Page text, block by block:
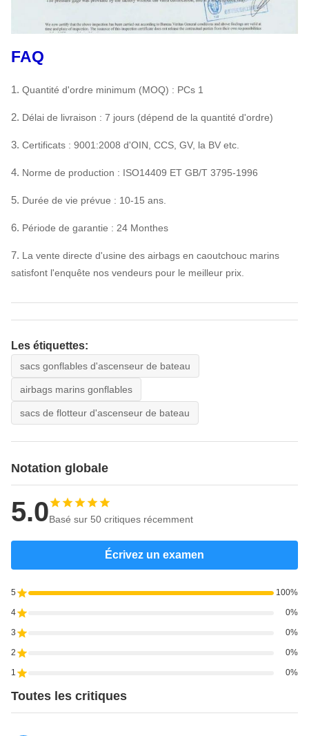
FAQ
1. Quantité d'ordre minimum (MOQ) : PCs 1
2. Délai de livraison : 7 jours (dépend de la quantité d'ordre)
3. Certificats : 9001:2008 d'OIN, CCS, GV, la BV etc.
4. Norme de production : ISO14409 ET GB/T 3795-1996
5. Durée de vie prévue : 10-15 ans.
6. Période de garantie : 24 Monthes
7. La vente directe d'usine des airbags en caoutchouc marins
satisfont l'enquête nos vendeurs pour le meilleur prix.
Les étiquettes:
sacs gonflables d'ascenseur de bateau
airbags marins gonflables
sacs de flotteur d'ascenseur de bateau
Notation globale
5.0Basé sur 50 critiques récemment
Écrivez un examen
5 100%
4 0%
3 0%
2 0%
1 0%
Toutes les critiques